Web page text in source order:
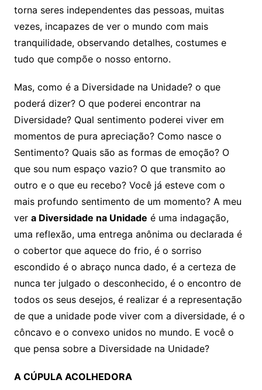
torna seres independentes das pessoas, muitas
vezes, incapazes de ver o mundo com mais
tranquilidade, observando detalhes, costumes e
tudo que compõe o nosso entorno.
Mas, como é a Diversidade na Unidade? o que
poderá dizer? O que poderei encontrar na
Diversidade? Qual sentimento poderei viver em
momentos de pura apreciação? Como nasce o
Sentimento? Quais são as formas de emoção? O
que sou num espaço vazio? O que transmito ao
outro e o que eu recebo? Você já esteve com o
mais profundo sentimento de um momento? A meu
ver a Diversidade na Unidade é uma indagação,
uma reflexão, uma entrega anônima ou declarada é
o cobertor que aquece do frio, é o sorriso
escondido é o abraço nunca dado, é a certeza de
nunca ter julgado o desconhecido, é o encontro de
todos os seus desejos, é realizar é a representação
de que a unidade pode viver com a diversidade, é o
côncavo e o convexo unidos no mundo. E você o
que pensa sobre a Diversidade na Unidade?
A CÚPULA ACOLHEDORA